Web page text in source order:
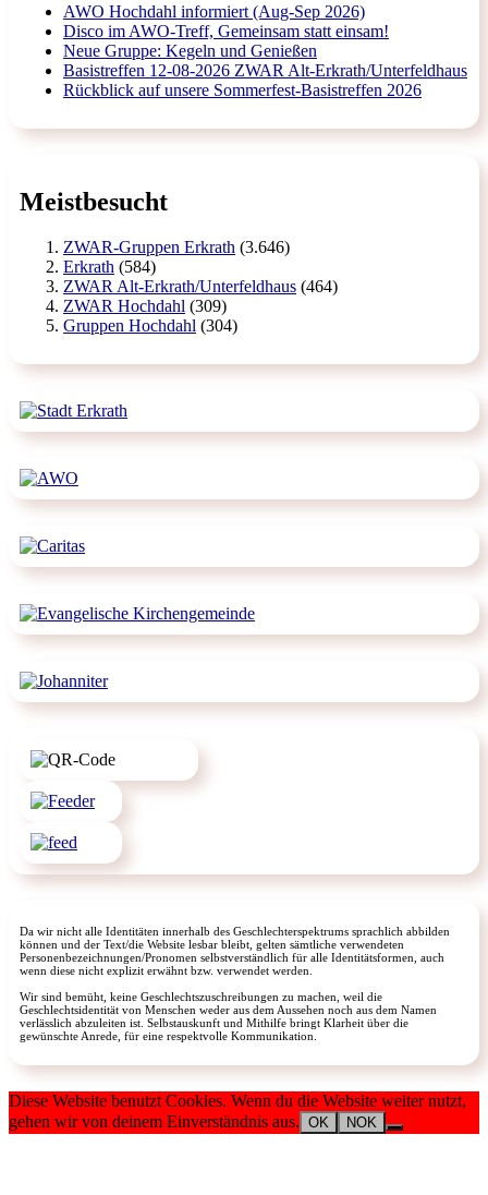
AWO Hochdahl informiert (Aug-Sep 2026)
Disco im AWO-Treff, Gemeinsam statt einsam!
Neue Gruppe: Kegeln und Genießen
Basistreffen 12-08-2026 ZWAR Alt-Erkrath/Unterfeldhaus
Rückblick auf unsere Sommerfest-Basistreffen 2026
Meistbesucht
ZWAR-Gruppen Erkrath (3.646)
Erkrath (584)
ZWAR Alt-Erkrath/Unterfeldhaus (464)
ZWAR Hochdahl (309)
Gruppen Hochdahl (304)
Da wir nicht alle Identitäten innerhalb des Geschlechterspektrums sprachlich abbilden
können und der Text/die Website lesbar bleibt, gelten sämtliche verwendeten
Personenbezeichnungen/Pronomen selbstverständlich für alle Identitätsformen, auch
wenn diese nicht explizit erwähnt bzw. verwendet werden.
Wir sind bemüht, keine Geschlechtszuschreibungen zu machen, weil die
Geschlechtsidentität von Menschen weder aus dem Aussehen noch aus dem Namen
verlässlich abzuleiten ist. Selbstauskunft und Mithilfe bringt Klarheit über die
gewünschte Anrede, für eine respektvolle Kommunikation.
Diese Website benutzt Cookies. Wenn du die Website weiter nutzt,
gehen wir von deinem Einverständnis aus. OK NOK